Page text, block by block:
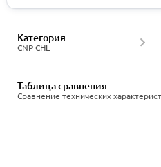
CNP CHL
Категория
Сравнение технических
Таблица сравнения